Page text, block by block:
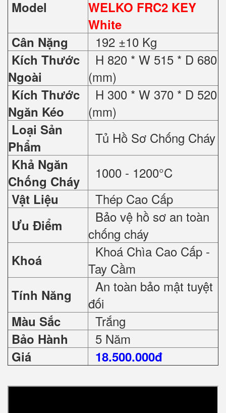
Model
WELKO FRC2 KEY
White
Cân Nặng
192 ±10 Kg
Kích Thước
Ngoài
H 820 * W 515 * D 680
(mm)
Kích Thước
Ngăn Kéo
H 300 * W 370 * D 520
(mm)
Loại Sản
Phẩm
Tủ Hồ Sơ Chống Cháy
Khả Ngăn
Chống Cháy
1000 - 1200°C
Vật Liệu Thép Cao Cấp
Ưu Điểm
Bảo vệ hồ sơ an toàn
chống cháy
Khoá
Khoá Chìa Cao Cấp -
Tay Cầm
Tính Năng
An toàn bảo mật tuyệt
đối
Màu Sắc Trắng
Bảo Hành 5 Năm
Giá 18.500.000đ